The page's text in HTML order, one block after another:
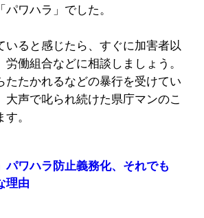
ワハラ」でした。
ると感じたら、すぐに加害者以
働組合などに相談しましょう。
たたかれるなどの暴行を受けてい
大声で叱られ続けた県庁マンのこ
。
パワハラ防止義務化、それでも
理由